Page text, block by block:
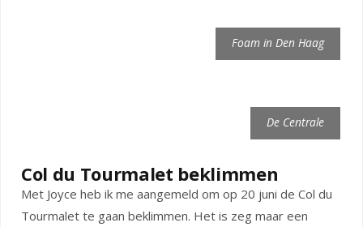
Foam in Den Haag
De Centrale
Col du Tourmalet beklimmen
Met Joyce heb ik me aangemeld om op 20 juni de Col du
Tourmalet te gaan beklimmen. Het is zeg maar een